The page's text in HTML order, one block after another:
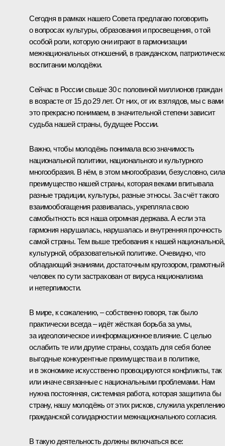
Сегодня в рамках нашего Совета предлагаю поговорить
о вопросах культуры, образования и просвещения, о той
особой роли, которую они играют в гармонизации
межнациональных отношений, в гражданском,
воспитании молодёжи.
Сейчас в России свыше 30 с половиной миллионов граждан
в возрасте от 15 до 29 лет. От них, от их взглядов, мы с вами
это прекрасно понимаем, в значительной степени зависит
судьба нашей страны, будущее России.
Важно, чтобы молодёжь понимала всю значимость
национальной политики, национального и культурного
многообразия. В нём, в этом многообразии, безусловно,
преимущество нашей страны, которая веками впитывала
разные традиции, культуры, разные этносы. За счёт такого
взаимообогащения развивалась, укрепляла свою
самобытность вся наша огромная держава. А если эта
гармония нарушалась, нарушалась и внутренняя прочность
самой страны. Тем выше требования к нашей национальной,
культурной, образовательной политике. Очевидно, что
обладающий знаниями, достаточным кругозором, грамотный
человек по сути застрахован от вируса национализма
и нетерпимости.
В мире, к сожалению, – собственно говоря, так было
практически всегда – идёт жёсткая борьба за умы,
за идеологическое и информационное влияние. С целью
ослабить те или другие страны, создать для себя более
выгодные конкурентные преимущества и в политике,
и в экономике искусственно провоцируются конфликты, так
или иначе связанные с национальными проблемами. Нам
нужна постоянная, системная работа, которая защитила бы
страну, нашу молодёжь от этих рисков, служила укреплению
гражданской солидарности и межнационального согласия.
В такую деятельность должны включаться все: